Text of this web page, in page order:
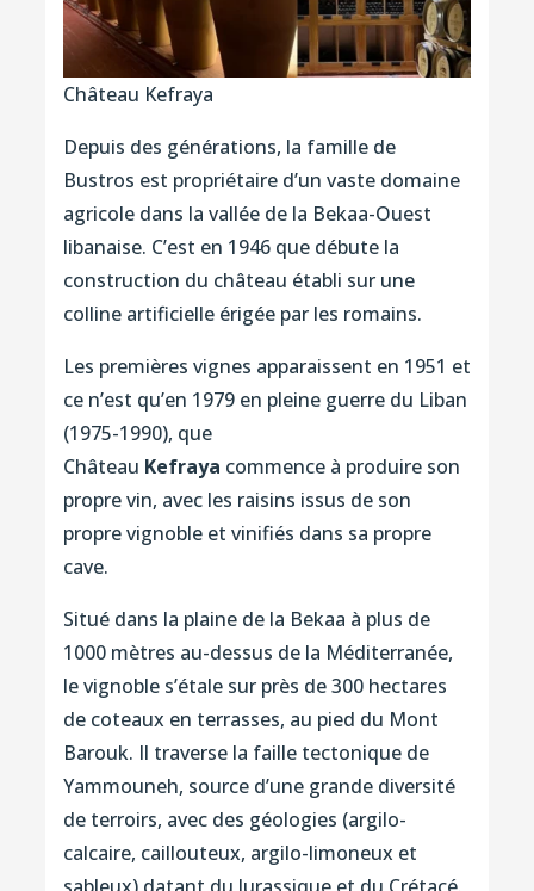
Château Kefraya
Depuis des générations, la famille de
Bustros est propriétaire d’un vaste domaine
agricole dans la vallée de la Bekaa-Ouest
libanaise. C’est en 1946 que débute la
construction du château établi sur une
colline artificielle érigée par les romains.
Les premières vignes apparaissent en 1951 et
ce n’est qu’en 1979 en pleine guerre du Liban
(1975-1990), que
Château Kefraya commence à produire son
propre vin, avec les raisins issus de son
propre vignoble et vinifiés dans sa propre
cave.
Situé dans la plaine de la Bekaa à plus de
1000 mètres au-dessus de la Méditerranée,
le vignoble s’étale sur près de 300 hectares
de coteaux en terrasses, au pied du Mont
Barouk. Il traverse la faille tectonique de
Yammouneh, source d’une grande diversité
de terroirs, avec des géologies (argilo-
calcaire, caillouteux, argilo-limoneux et